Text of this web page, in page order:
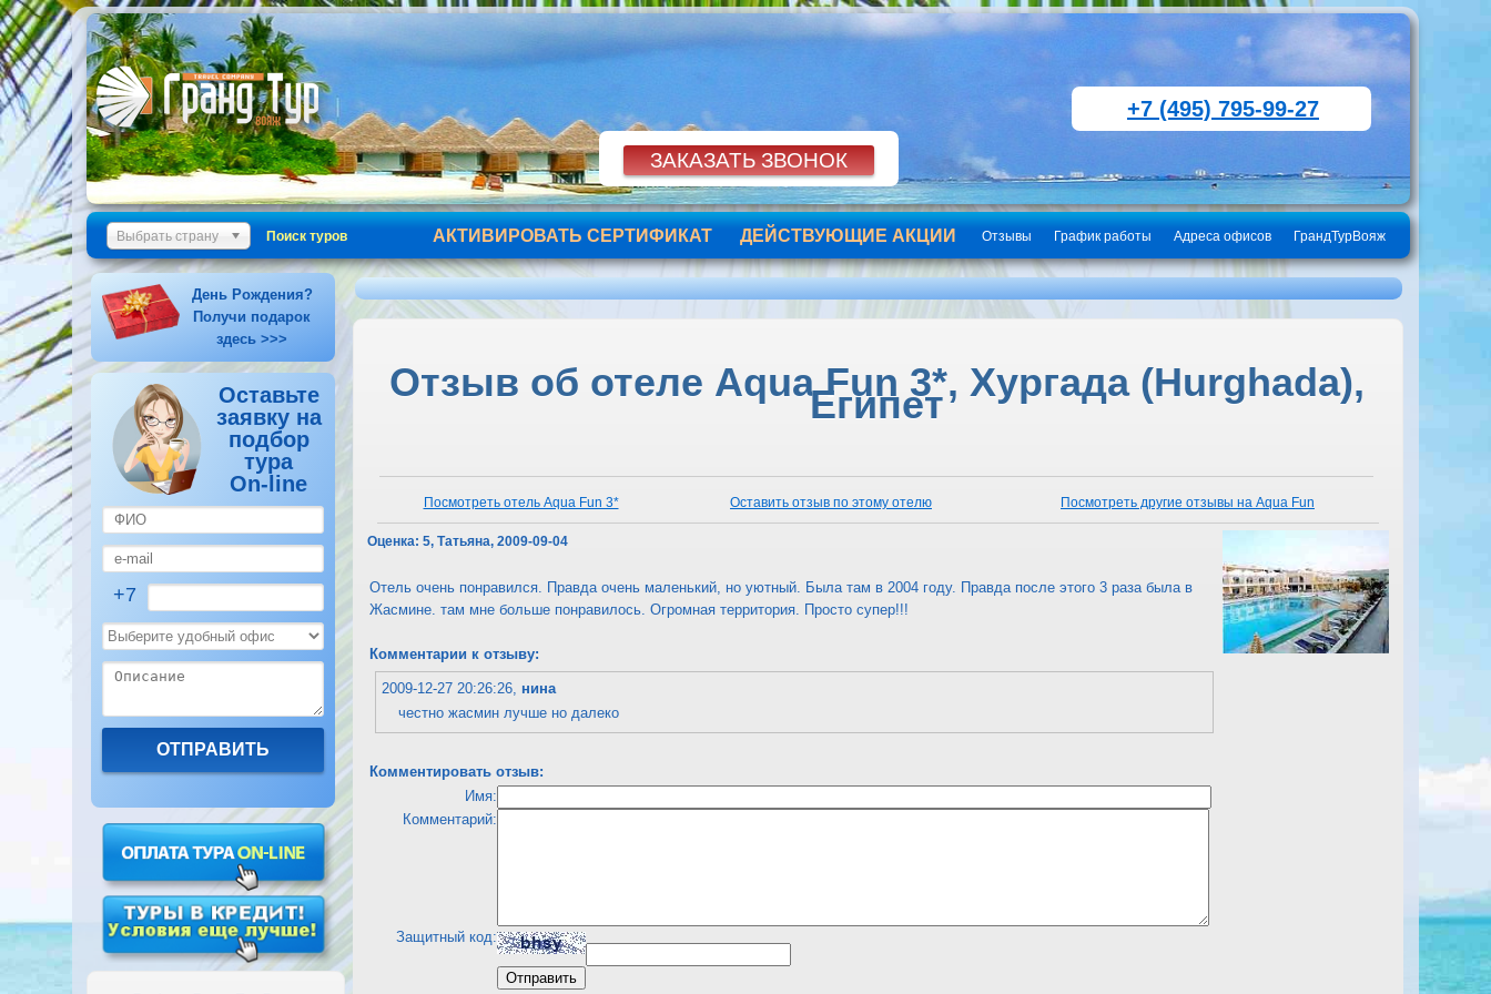
+7 (495) 795-99-27
Выбрать страну Поиск туров ГрандТурВояж
Адреса офисов
График работы
Отзывы
ДЕЙСТВУЮЩИЕ АКЦИИ
АКТИВИРОВАТЬ СЕРТИФИКАТ
День Рождения?
Получи подарок
здесь >>>
Оставьте
заявку на
подбор
тура
On-line
+7
Отзыв об отеле Aqua Fun 3*, Хургада (Hurghada),
Египет
Посмотреть отель Aqua Fun 3* Оставить отзыв по этому отелю Посмотреть другие отзывы на Aqua Fun
Оценка: 5, Татьяна, 2009-09-04
Отель очень понравился. Правда очень маленький, но уютный. Была там в 2004 году. Правда после этого 3 раза была в
Жасмине. там мне больше понравилось. Огромная территория. Просто супер!!!
Комментарии к отзыву:
2009-12-27 20:26:26, нина
честно жасмин лучше но далеко
Комментировать отзыв:
Имя:
Комментарий:
Защитный код: